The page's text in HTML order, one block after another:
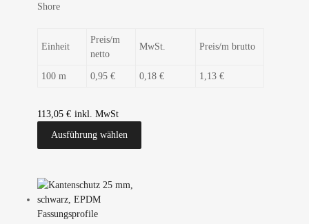
Shore
Einheit
Preis/m
netto
MwSt. Preis/m brutto
100 m 0,95 € 0,18 € 1,13 €
113,05 €
Ausführung wählen
Fassungsprofile